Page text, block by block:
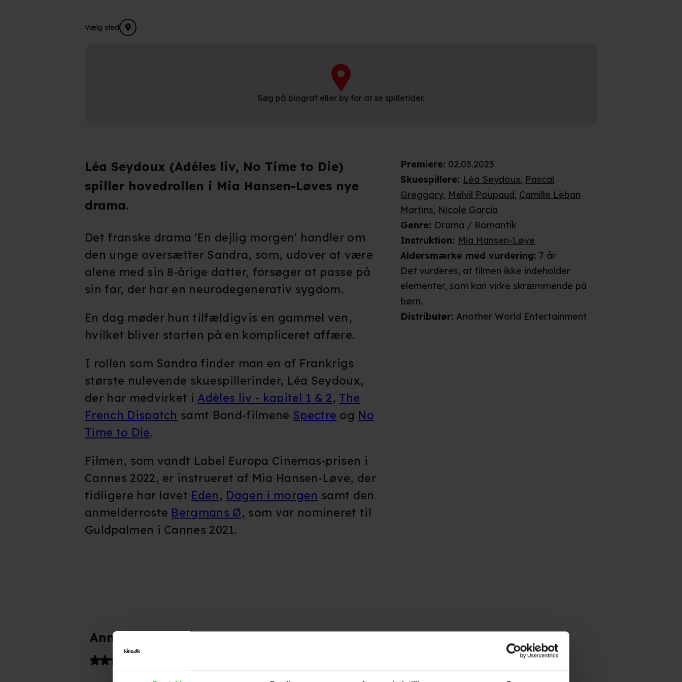
Vælg sted
Søg på biograf eller by for at se spilletider.
Anmeldelser fra medierne
Premiere: 02.03.2023
Skuespillere: Léa Seydoux, Pascal
Greggory, Melvil Poupaud, Camille Leban
Martins, Nicole Garcia
Genre: Drama / Romantik
Instruktion: Mia Hansen-Løve
Aldersmærke med vurdering: 7 år
Det vurderes, at filmen ikke indeholder
elementer, som kan virke skræmmende på
børn.
Distributør: Another World Entertainment
Léa Seydoux (Adéles liv, No Time to Die)
spiller hovedrollen i Mia Hansen-Løves nye
drama.
Det franske drama 'En dejlig morgen' handler om
den unge oversætter Sandra, som, udover at være
alene med sin 8-årige datter, forsøger at passe på
sin far, der har en neurodegenerativ sygdom.
En dag møder hun tilfældigvis en gammel ven,
hvilket bliver starten på en kompliceret affære.
I rollen som Sandra finder man en af Frankrigs
største nulevende skuespillerinder, Léa Seydoux,
der har medvirket i Adèles liv - kapitel 1 & 2, The
French Dispatch samt Bond-filmene Spectre og No
Time to Die.
Filmen, som vandt Label Europa Cinemas-prisen i
Cannes 2022, er instrueret af Mia Hansen-Løve, der
tidligere har lavet Eden, Dagen i morgen samt den
anmelderroste Bergmans Ø, som var nomineret til
Guldpalmen i Cannes 2021.